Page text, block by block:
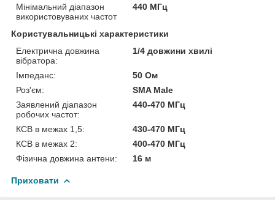
Мінімальний діапазон
використовуваних частот
440 МГц
Користувальницькі характеристики
Електрична довжина
вібратора:
1/4 довжини хвилі
Імпеданс:
50 Ом
Роз'єм:
SMA Male
Заявлений діапазон
робочих частот:
440-470 МГц
КСВ в межах 1,5:
430-470 МГц
КСВ в межах 2:
400-470 МГц
Фізична довжина антени:
16 м
Приховати